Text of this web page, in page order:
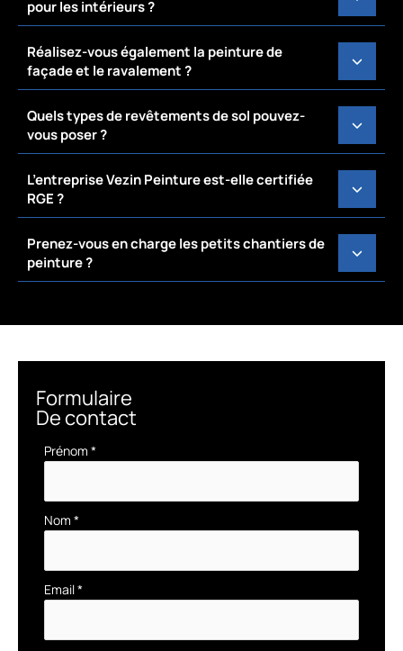
pour les intérieurs ?
Réalisez-vous également la peinture de
façade et le ravalement ?
Quels types de revêtements de sol pouvez-
vous poser ?
L’entreprise Vezin Peinture est-elle certifiée
RGE ?
Prenez-vous en charge les petits chantiers de
peinture ?
Formulaire
De contact
Formulaire
Prénom *
Nom *
Email*